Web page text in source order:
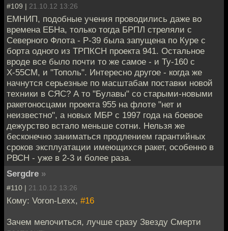
#109 | 21.10.12 13:26
ЕМНИП, подобные учения проводились даже во
времена ЕБНа, только тогда БРПЛ стреляли с
Северного Флота - Р-39 была запущена по Куре с
борта одного из ТРПКСН проекта 941. Остальное
вроде все было почти то же самое - и Ту-160 с
Х-55СМ, и "Тополь". Интересно другое - когда же
начнутся серьезные по масштабам поставки новой
техники в СЯС? А то "Булавы" со старыми-новыми
ракетоносцами проекта 955 на флоте "нет и
неизвестно", а новых МБР с 1997 года на боевое
дежурство встало меньше сотни. Нельзя же
бесконечно заниматься продлением гарантийных
сроков эксплуатации имеющихся ракет, особенно в
РВСН - уже в 2-3 и более раза.
Sergdre »
#110 | 21.10.12 13:26
Кому: Voron-Lexx, #16
Зачем мелочиться, лучше сразу Звезду Смерти